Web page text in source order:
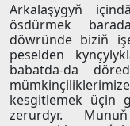
Arkalaşygyň
ösdürmek
döwründe biziň
peselden
babatda-da
kesgitlemek üçin
zerurdyr.